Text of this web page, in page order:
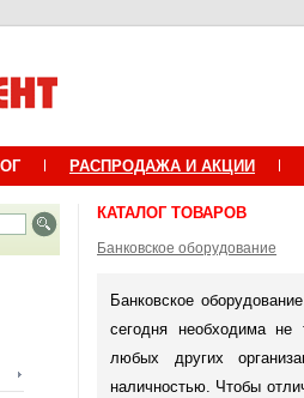
РАСПРОДАЖА И АКЦИИ
КАТАЛОГ ТОВАРОВ
Банковское оборудование
Банковское
сегодня необходима
любых других
наличностью. Чтобы